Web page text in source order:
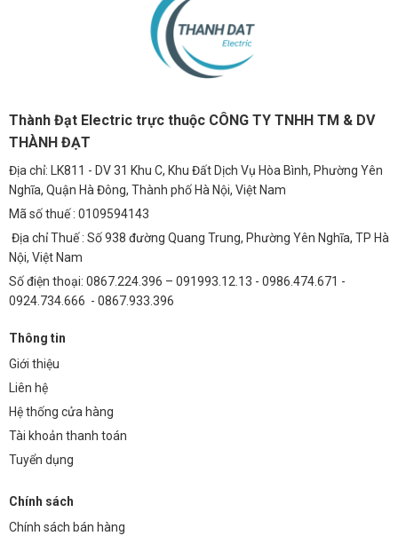
Thành Đạt Electric trực thuộc CÔNG TY TNHH TM & DV
THÀNH ĐẠT
Địa chỉ: LK811 - DV 31 Khu C, Khu Đất Dịch Vụ Hòa Bình, Phường Yên
Nghĩa, Quận Hà Đông, Thành phố Hà Nội, Việt Nam
Mã số thuế : 0109594143
Địa chỉ Thuế : Số 938 đường Quang Trung, Phường Yên Nghĩa, TP Hà
Nội, Việt Nam
Số điện thoại: 0867.224.396 – 091993.12.13 - 0986.474.671 -
0924.734.666 - 0867.933.396
Thông tin
Giới thiệu
Liên hệ
Hệ thống cửa hàng
Tài khoản thanh toán
Tuyển dụng
Chính sách
Chính sách bán hàng